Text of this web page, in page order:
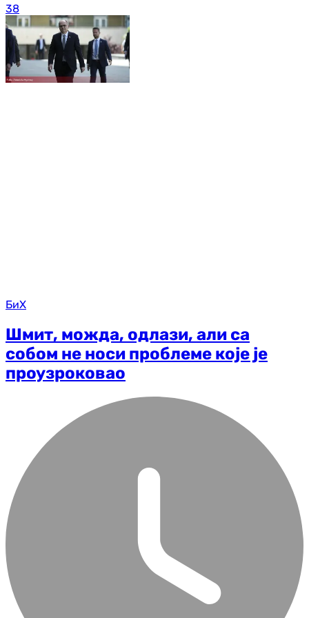
38
БиХ
Шмит, можда, одлази, али са
собом не носи проблеме које је
проузроковао